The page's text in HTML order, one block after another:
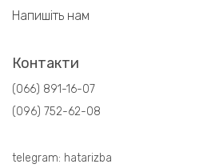
Напишіть нам
Контакти
(066) 891-16-07
(096) 752-62-08
telegram: hatarizba